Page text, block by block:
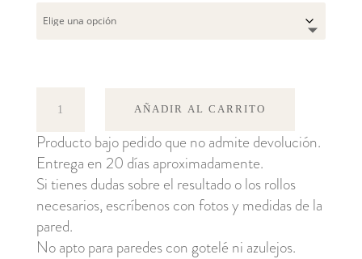
cantidad
AÑADIR AL CARRITO
Producto bajo pedido que no admite devolución.
Entrega en 20 días aproximadamente.
Si tienes dudas sobre el resultado o los rollos
necesarios, escríbenos con fotos y medidas de la
pared.
No apto para paredes con gotelé ni azulejos.